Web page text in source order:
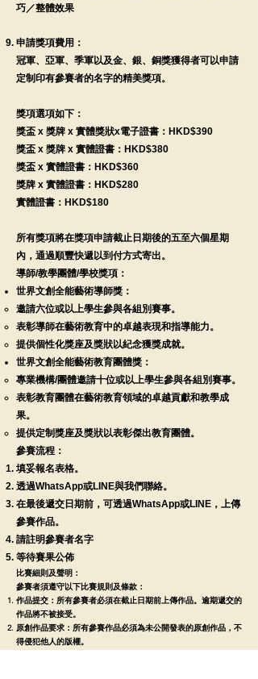
巧／整體效果
申請獎項費用：
冠軍、亞軍、季軍以及金、銀、銅獎獲得者可以申請
定制印有參賽者的名字的精美獎項。
獎項選項如下：
獎盃 x 獎牌 x 實體獎狀x電子證書：HKD$390
獎盃 x 獎牌 x 實體證書：HKD$380
獎盃 x 實體證書：HKD$360
獎牌 x 實體證書：HKD$280
實體證書：HKD$180
所有獎項將在獎項申請截止日期後的五至六個星期
內，通過順豐快遞以到付方式寄出。
導師/教學團體/學校獎項：
世界文創全能藝術導師獎：
邀請六位或以上學生參與各組別賽事。
表彰導師在藝術教育中的卓越表現和指導能力。
提供個性化獎座及獎狀以紀念獲獎成就。
世界文創全能藝術教育團體獎：
專業機構/團體邀請十位或以上學生參與各組別賽事。
表彰教育團體在藝術教育領域的卓越貢獻和教學成
果。
提供定制獎座及獎狀以表彰傑出教育團體。
參賽流程：
填妥報名表格。
透過WhatsApp或LINE與我們聯絡。
在最後遞交日期前，可透過WhatsApp或LINE，上傳
參賽作品。
請註明參賽者名字
等待賽果公佈
比賽細則及聲明：
參賽者須遵守以下比賽規則及條款：
作品提交：所有參賽者必須在截止日期前上傳作品。逾期遞交的
作品將不被接受。
原創作品要求：所有參賽作品必須為未公開發表的原創作品，不
得侵犯他人的版權。